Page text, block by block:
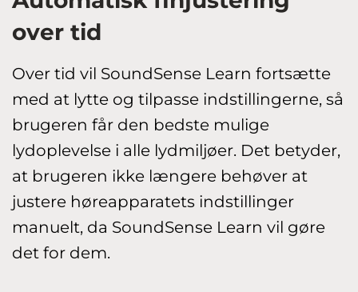
over tid
Over tid vil SoundSense Learn fortsætte
med at lytte og tilpasse indstillingerne, så
brugeren får den bedste mulige
lydoplevelse i alle lydmiljøer. Det betyder,
at brugeren ikke længere behøver at
justere høreapparatets indstillinger
manuelt, da SoundSense Learn vil gøre
det for dem.